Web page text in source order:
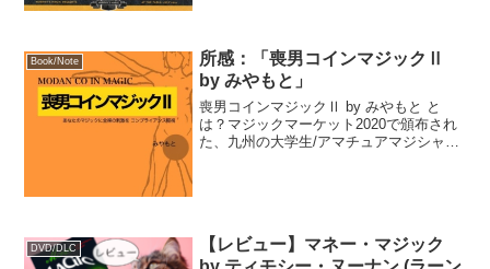
Book/Note
所感：「喪男コインマジックⅡ
by みやもと」
喪男コインマジックⅡ by みやもと と
は？マジックマーケット2020で頒布され
た、九州の大学生/アマチュアマジシャ
DVD/DLC
【レビュー】マネー・マジック